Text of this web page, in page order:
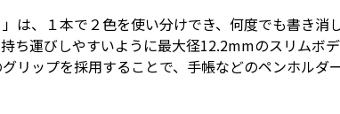
」は、１本で２色を使い分けでき、何度でも書き消
ち運びしやすいように最大径12.2mmのスリムボ
リップを採用することで、手帳などのペンホルダ